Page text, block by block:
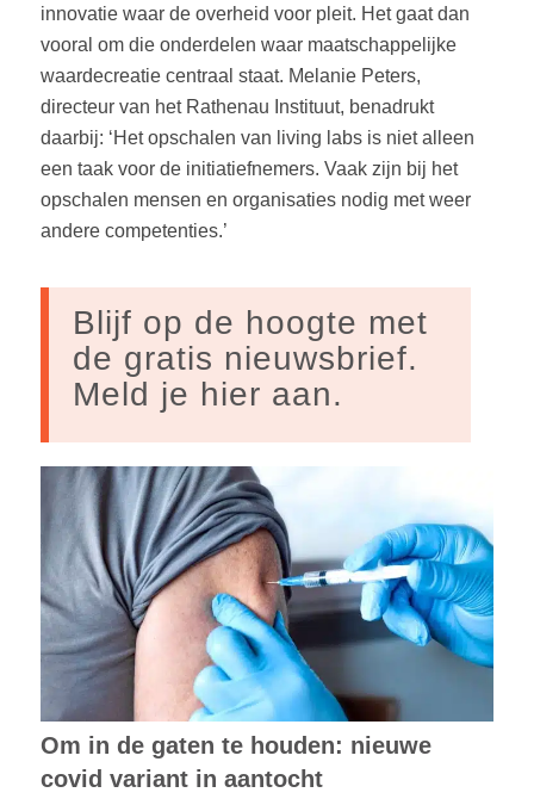
innovatie waar de overheid voor pleit. Het gaat dan
vooral om die onderdelen waar maatschappelijke
waardecreatie centraal staat. Melanie Peters,
directeur van het Rathenau Instituut, benadrukt
daarbij: ‘Het opschalen van living labs is niet alleen
een taak voor de initiatiefnemers. Vaak zijn bij het
opschalen mensen en organisaties nodig met weer
andere competenties.’
Blijf op de hoogte met
de gratis nieuwsbrief.
Meld je hier aan.
Om in de gaten te houden: nieuwe
covid variant in aantocht